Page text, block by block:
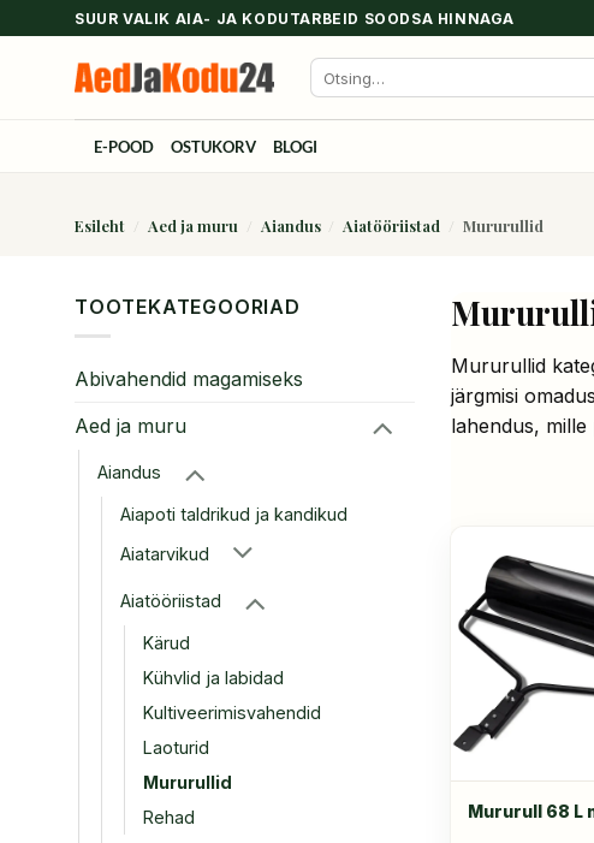
SUUR VALIK AIA- JA KODUTARBEID SOODSA HINNAGA
E-POOD OSTUKORV BLOGI
Esileht Aed ja muru Aiandus Aiatööriistad Mururullid
TOOTEKATEGOORIAD
Abivahendid magamiseks
Aed ja muru
Aiandus
Aiapoti taldrikud ja kandikud
Aiatarvikud
Aiatööriistad
Kärud
Kühvlid ja labidad
Kultiveerimisvahendid
Laoturid
Mururullid
Rehad
Mururullid
järgmisi
lahendus,
Mururull 68 L